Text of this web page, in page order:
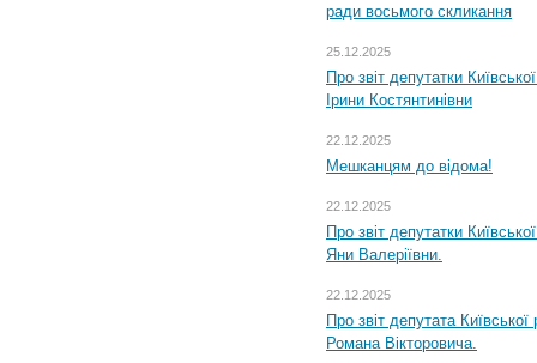
ради восьмого скликання
25.12.2025
Про звіт депутатки
Ірини Костянтинівни
22.12.2025
Мешканцям до відома!
22.12.2025
Про звіт депутатки
Яни Валеріївни.
22.12.2025
Про звіт депутата
Романа Вікторовича.